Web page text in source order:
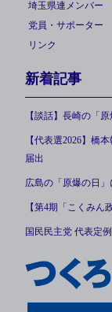
埼玉県連メンバー
党員・サポーター
リンク
新着記事
【談話】長崎の「
【代表選2026】橋
届出
広島の「原爆の日」
【第4期「こくみん
国民民主党 代表定